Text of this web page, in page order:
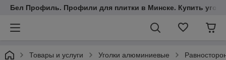
Бел Профиль. Профили для плитки в Минске. Купить
Товары и услуги Уголки алюминиевые